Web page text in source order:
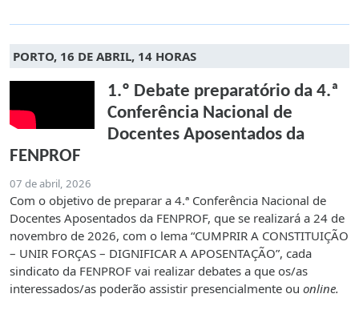
PORTO, 16 DE ABRIL, 14 HORAS
1.º Debate preparatório da 4.ª
Conferência Nacional de
Docentes Aposentados da
FENPROF
07 de abril, 2026
Com o objetivo de preparar a 4.ª Conferência Nacional de
Docentes Aposentados da FENPROF, que se realizará a 24 de
novembro de 2026, com o lema “CUMPRIR A CONSTITUIÇÃO
– UNIR FORÇAS – DIGNIFICAR A APOSENTAÇÃO”, cada
sindicato da FENPROF vai realizar debates a que os/as
interessados/as poderão assistir presencialmente ou online.